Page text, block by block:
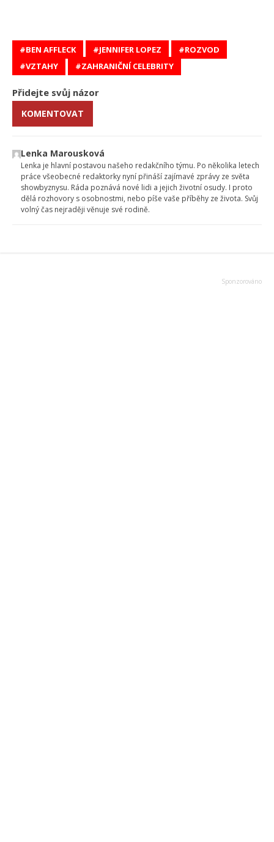
BEN AFFLECK JENNIFER LOPEZ
ROZVOD
VZTAHY
ZAHRANIČNÍ CELEBRITY
Přidejte svůj názor
KOMENTOVAT
Lenka Marousková
Lenka je hlavní postavou našeho redakčního týmu. Po několika letech
práce všeobecné redaktorky nyní přináší zajímavé zprávy ze světa
showbyznysu. Ráda poznává nové lidi a jejich životní osudy. I proto
dělá rozhovory s osobnostmi, nebo píše vaše příběhy ze života. Svůj
volný čas nejraději věnuje své rodině.